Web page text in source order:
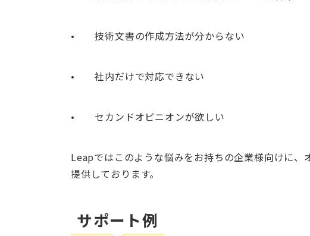
• 技術文書の作成方法が分からない
• 社内だけで対応できない
• セカンドオピニオンが欲しい
Leapではこのような悩みをお持ちの企業様向けに
提供しております。
サポート例